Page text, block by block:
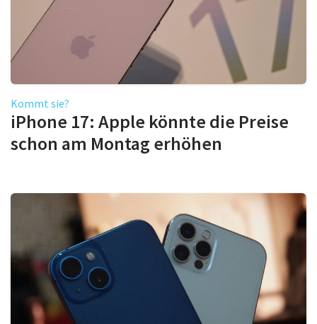
Kommt sie?
iPhone 17: Apple könnte die Preise
schon am Montag erhöhen